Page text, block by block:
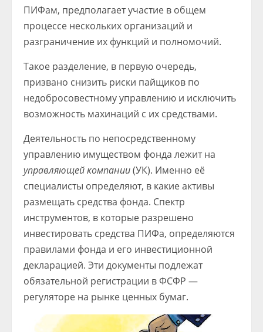
ПИФам, предполагает участие в общем
процессе нескольких организаций и
разграничение их функций и полномочий.
Такое разделение, в первую очередь,
призвано снизить риски пайщиков по
недобросовестному управлению и исключить
возможность махинаций с их средствами.
Деятельность по непосредственному
управлению имуществом фонда лежит на
управляющей компании(УК). Именно её
специалисты определяют, в какие активы
размещать средства фонда. Спектр
инструментов, в которые разрешено
инвестировать средства ПИФа, определяются
правилами фонда и его инвестиционной
декларацией. Эти документы подлежат
обязательной регистрации в ФСФР —
регуляторе на рынке ценных бумаг.